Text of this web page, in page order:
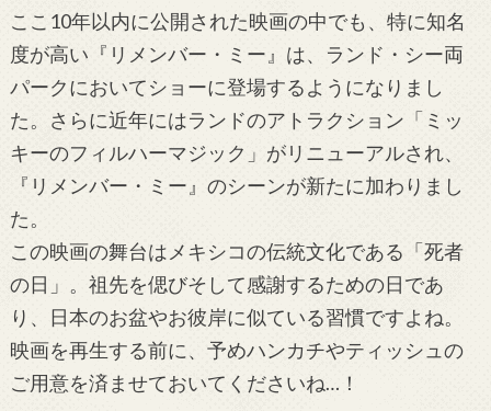
ここ10年以内に公開された映画の中でも、特に知名
度が高い『リメンバー・ミー』は、ランド・シー両
パークにおいてショーに登場するようになりまし
た。さらに近年にはランドのアトラクション「ミッ
キーのフィルハーマジック」がリニューアルされ、
『リメンバー・ミー』のシーンが新たに加わりまし
た。
この映画の舞台はメキシコの伝統文化である「死者
の日」。祖先を偲びそして感謝するための日であ
り、日本のお盆やお彼岸に似ている習慣ですよね。
映画を再生する前に、予めハンカチやティッシュの
ご用意を済ませておいてくださいね…！